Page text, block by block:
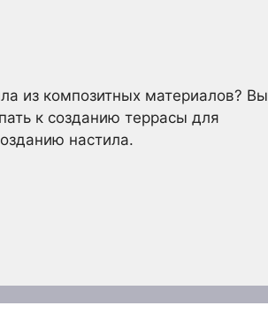
из композитных материалов? Вы
к созданию террасы для
настила.